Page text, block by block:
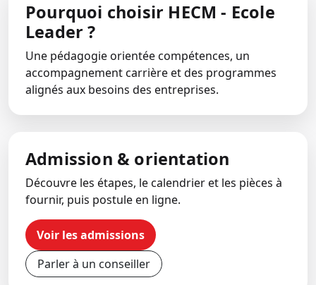
Pourquoi choisir HECM - Ecole
Leader ?
Une pédagogie orientée compétences, un
accompagnement carrière et des programmes
alignés aux besoins des entreprises.
Admission & orientation
Découvre les étapes, le calendrier et les pièces à
fournir, puis postule en ligne.
Voir les admissions
Parler à un conseiller